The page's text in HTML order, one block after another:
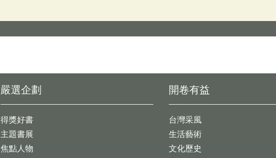
開卷有益
台灣采風
生活藝術
文化歷史
嚴選企劃
得獎好書
主題書展
焦點人物